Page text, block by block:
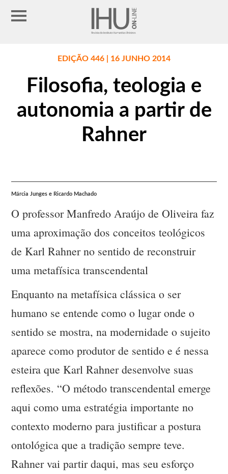
EDIÇÃO 446 | 16 JUNHO 2014
Filosofia, teologia e
autonomia a partir de
Rahner
Márcia Junges e Ricardo Machado
O professor Manfredo Araújo de Oliveira faz
uma aproximação dos conceitos teológicos
de Karl Rahner no sentido de reconstruir
uma metafísica transcendental
Enquanto na metafísica clássica o ser
humano se entende como o lugar onde o
sentido se mostra, na modernidade o sujeito
aparece como produtor de sentido e é nessa
esteira que Karl Rahner desenvolve suas
reflexões. “O método transcendental emerge
aqui como uma estratégia importante no
contexto moderno para justificar a postura
ontológica que a tradição sempre teve.
Rahner vai partir daqui, mas seu esforço